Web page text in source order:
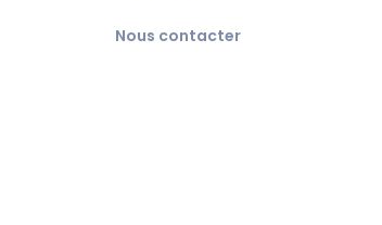
Nous contacter